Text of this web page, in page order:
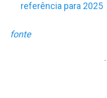
referência para 2025
fonte
-